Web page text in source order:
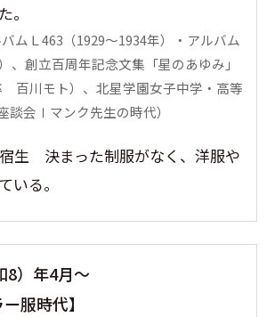
。
ムＬ463（1929〜1934年）・アルバム
、創立百周年記念文集「星のあゆみ」
百川モト）、北星学園女子中学・高等
談会Ⅰマンク先生の時代）
生 決まった制服がなく、洋服や
いる。
8）年4月〜
服時代】